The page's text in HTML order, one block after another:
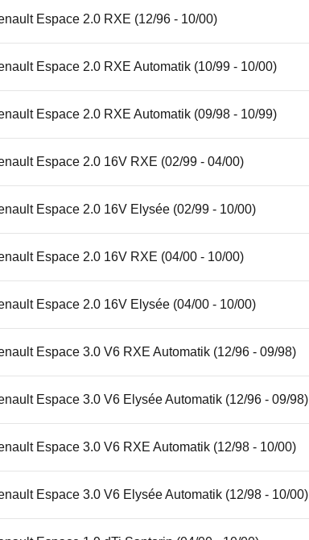
Espace 2.0 RXE (12/96 - 10/00)
Espace 2.0 RXE Automatik (10/99 - 10/00)
Espace 2.0 RXE Automatik (09/98 - 10/99)
Espace 2.0 16V RXE (02/99 - 04/00)
Espace 2.0 16V Elysée (02/99 - 10/00)
Espace 2.0 16V RXE (04/00 - 10/00)
Espace 2.0 16V Elysée (04/00 - 10/00)
Espace 3.0 V6 RXE Automatik (12/96 - 09/98)
Espace 3.0 V6 Elysée Automatik (12/96 - 09/98)
Espace 3.0 V6 RXE Automatik (12/98 - 10/00)
Espace 3.0 V6 Elysée Automatik (12/98 - 10/00)